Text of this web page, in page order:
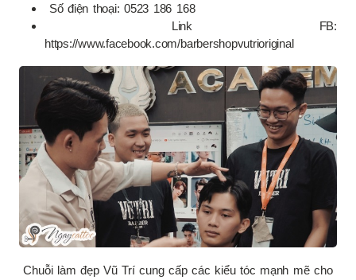
Số điện thoại: 0523 186 168
Link FB:
https://www.facebook.com/barbershopvutrioriginal
Chuỗi làm đẹp Vũ Trí cung cấp các kiểu tóc mạnh mẽ cho